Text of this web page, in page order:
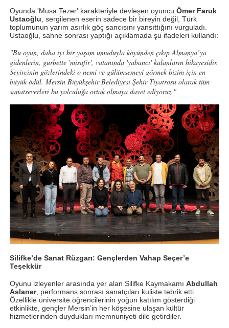
Oyunda 'Musa Tezer' karakteriyle devleşen oyuncu Ömer Faruk
Ustaoğlu , sergilenen eserin sadece bir bireyin değil, Türk
toplumunun yarım asırlık göç sancısını yansıttığını vurguladı.
Ustaoğlu, sahne sonrası yaptığı açıklamada şu ifadeleri kullandı:
"Bu oyun, daha iyi bir yaşam umuduyla köyünden çıkıp Almanya’ya
gidenlerin, gurbette 'misafir', vatanında 'yabancı' kalanların hikayesidir.
Seyircinin gözlerindeki o nemi ve gülümsemeyi görmek bizim için en
büyük ödül. Mersin Büyükşehir Belediyesi Şehir Tiyatrosu olarak tüm
sanatseverleri bu yolculuğa ortak olmaya davet ediyoruz."
Silifke’de Sanat Rüzgarı: Gençlerden Vahap Seçer’e
Teşekkür
Oyunu izleyenler arasında yer alan Silifke Kaymakamı Abdullah
Aslaner, performans sonrası sanatçıları kuliste tebrik etti.
Özellikle üniversite öğrencilerinin yoğun katılım gösterdiği
etkinlikte, gençler Mersin’in her köşesine ulaşan kültür
hizmetlerinden duydukları memnuniyeti dile getirdiler.